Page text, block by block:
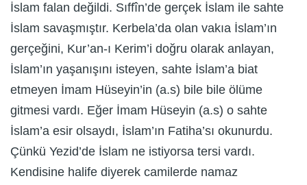
İslam falan değildi. Sıffîn’de gerçek İslam ile sahte
İslam savaşmıştır. Kerbela’da olan vakıa İslam’ın
gerçeğini, Kur’an-ı Kerim’i doğru olarak anlayan,
İslam’ın yaşanışını isteyen, sahte İslam’a biat
etmeyen İmam Hüseyin’in (a.s) bile bile ölüme
gitmesi vardı. Eğer İmam Hüseyin (a.s) o sahte
İslam’a esir olsaydı, İslam’ın Fatiha’sı okunurdu.
Çünkü Yezid’de İslam ne istiyorsa tersi vardı.
Kendisine halife diyerek camilerde namaz